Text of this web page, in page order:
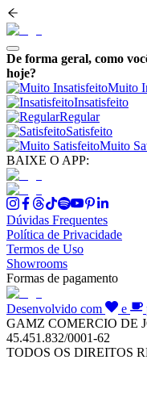
De forma geral, como
hoje?
Muito
Insatisfeito
Regular
Satisfeito
Muito
BAIXE O APP:
Dúvidas Frequentes
Política de Privacidade
Termos de Uso
Showrooms
Formas de pagamento
Desenvolvido com e
GAMZ COMERCIO DE
45.451.832/0001-62
TODOS OS DIREITOS